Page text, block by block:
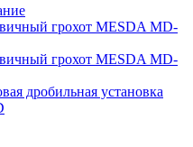
грохот MESDA MD-
грохот MESDA MD-
дробильная установка